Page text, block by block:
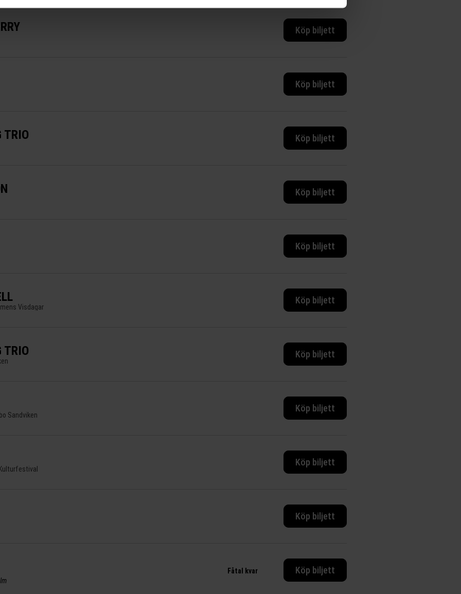
Köp biljett
Köp biljett
TRIO Köp biljett
Köp biljett
Köp biljett
Visdagar
Köp biljett
TRIO Köp biljett
Sandviken
Köp biljett
Köp biljett
Köp biljett
Fåtal kvar Köp biljett